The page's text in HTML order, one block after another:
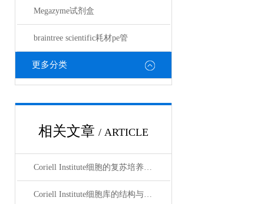
Megazyme试剂盒
braintree scientific耗材pe管
更多分类
相关文章 / ARTICLE
Coriell Institute细胞的复苏培养与质量控制规范
Coriell Institute细胞库的结构与管理说明